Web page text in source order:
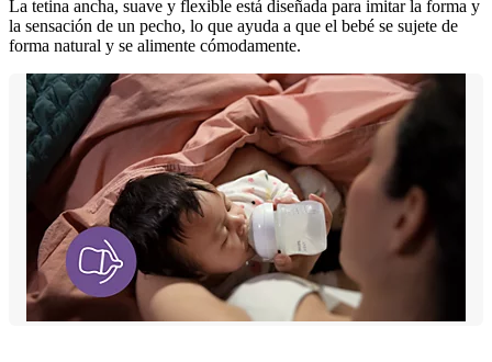
La tetina ancha, suave y flexible está diseñada para imitar la forma y
la sensación de un pecho, lo que ayuda a que el bebé se sujete de
forma natural y se alimente cómodamente.